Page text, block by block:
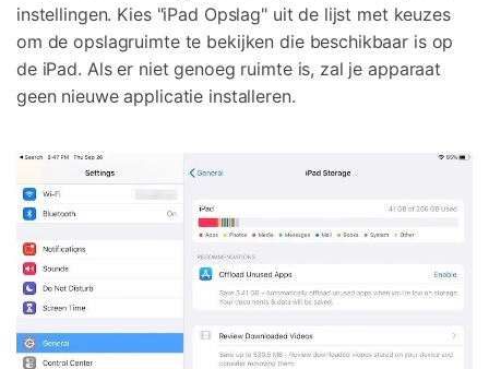
instellingen. Kies "iPad Opslag" uit de lijst met keuzes
om de opslagruimte te bekijken die beschikbaar is op
de iPad. Als er niet genoeg ruimte is, zal je apparaat
geen nieuwe applicatie installeren.